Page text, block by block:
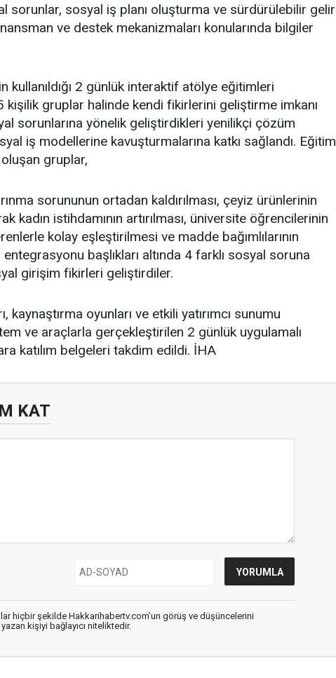
sorunlar, sosyal iş planı oluşturma ve sürdürülebilir gelir
ve destek mekanizmaları konularında bilgiler
kullanıldığı 2 günlük interaktif atölye eğitimleri
kişilik gruplar halinde kendi fikirlerini geliştirme imkanı
sorunlarına yönelik geliştirdikleri yenilikçi çözüm
iş modellerine kavuşturmalarına katkı sağlandı. Eğitim
oluşan gruplar,
sorununun ortadan kaldırılması, çeyiz ürünlerinin
kadın istihdamının artırılması, üniversite öğrencilerinin
kolay eşleştirilmesi ve madde bağımlılarının
başlıkları altında 4 farklı sosyal soruna
girişim fikirleri geliştirdiler.
kaynaştırma oyunları ve etkili yatırımcı sunumu
ve araçlarla gerçekleştirilen 2 günlük uygulamalı
katılım belgeleri takdim edildi. İHA
KAT
hiçbir şekilde Hakkarihabertv.com’un görüş ve düşüncelerini
kişiyi bağlayıcı niteliktedir.